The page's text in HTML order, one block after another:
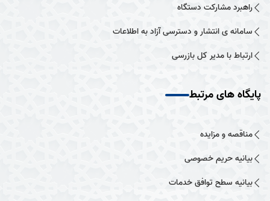
راهبرد مشارکت دستگاه
سامانه ی انتشار و دسترسی آزاد به اطلاعات
ارتباط با مدیر کل بازرسی
پایگاه های مرتبط
مناقصه و مزایده
بیانیه حریم خصوصی
بیانیه سطح توافق خدمات